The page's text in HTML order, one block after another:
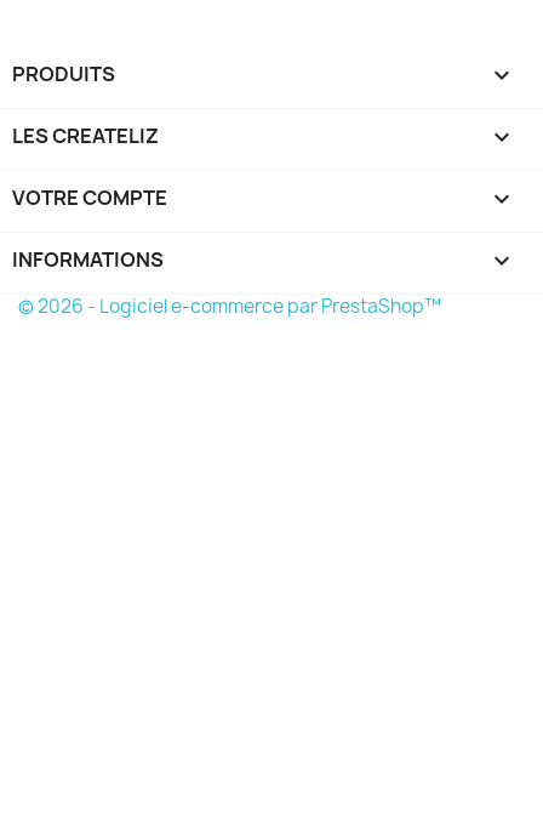
PRODUITS 
LES CREATELIZ 
VOTRE COMPTE 
INFORMATIONS keyboard_arrow_down
© 2026 - Logiciel e-commerce par PrestaShop™